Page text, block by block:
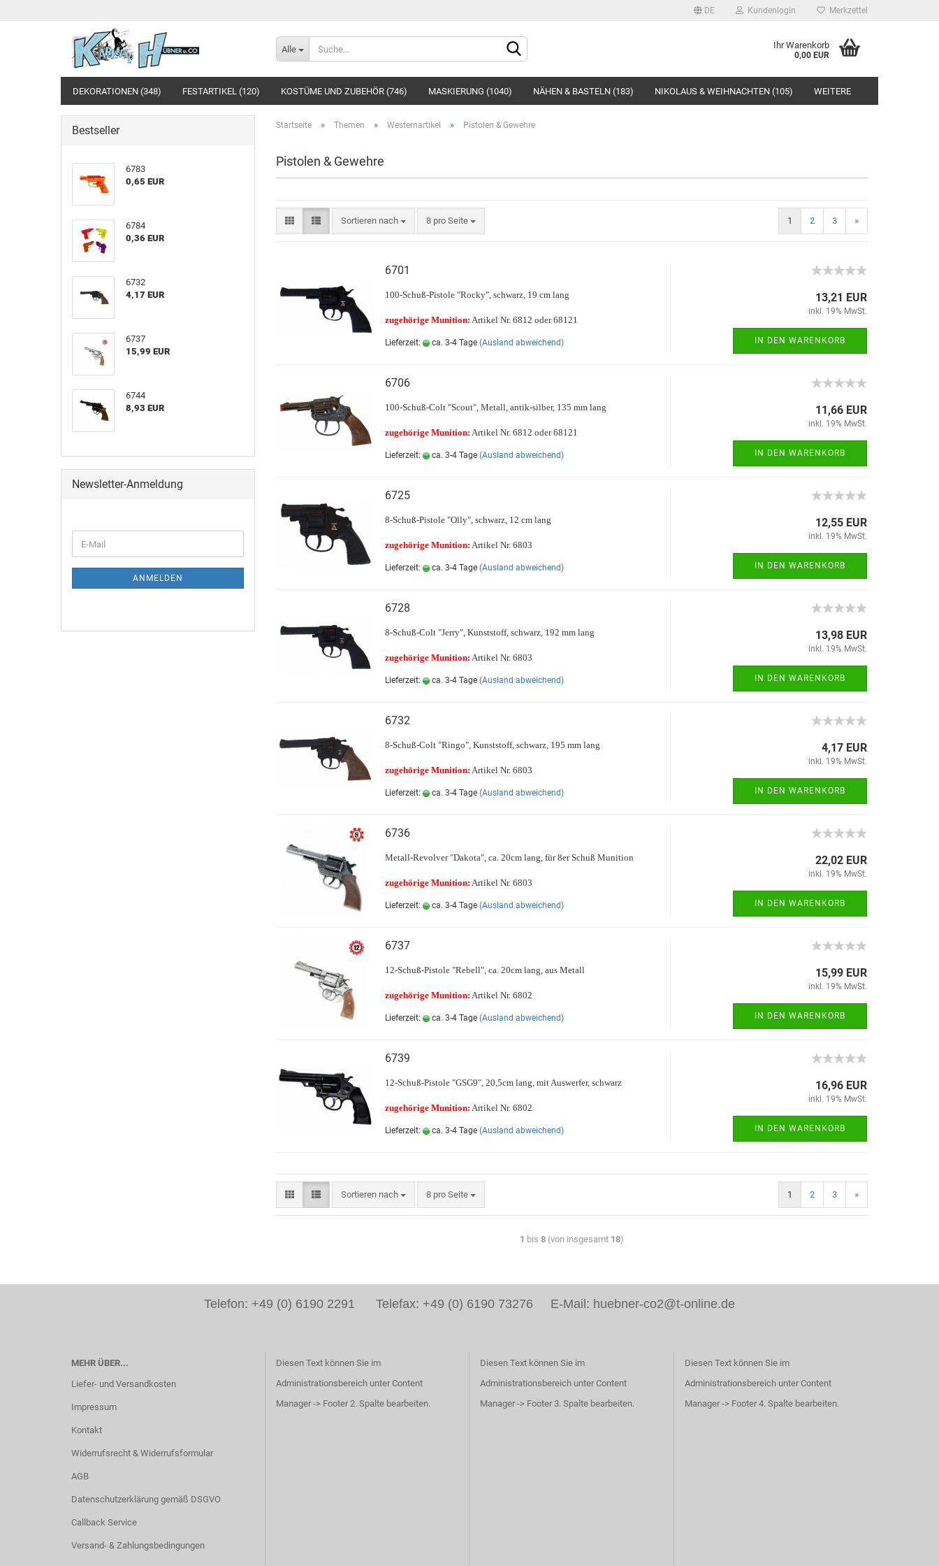
DE Kundenlogin
Konto erstellen
Merkzettel
Alle Ihr Warenkorb
0,00 EUR
DEKORATIONEN (348) FESTARTIKEL (120) KOSTÜME UND ZUBEHÖR (746) MASKIERUNG (1040) NÄHEN & BASTELN (183) NIKOLAUS & WEIHNACHTEN (105) WEITERE
Startseite » Themen » Westernartikel » Pistolen & Gewehre
Pistolen & Gewehre
Sortieren nach 8 pro Seite 1 2 3 »
6701
100-Schuß-Pistole "Rocky", schwarz, 19 cm lang
zugehörige Munition: Artikel Nr. 6812 oder 68121
Lieferzeit: ca. 3-4 Tage (Ausland abweichend)
13,21 EUR
inkl. 19% MwSt.
IN DEN WARENKORB
6706
100-Schuß-Colt "Scout", Metall, antik-silber, 135 mm lang
zugehörige Munition: Artikel Nr. 6812 oder 68121
Lieferzeit: ca. 3-4 Tage (Ausland abweichend)
11,66 EUR
inkl. 19% MwSt.
IN DEN WARENKORB
6725
8-Schuß-Pistole "Olly", schwarz, 12 cm lang
zugehörige Munition: Artikel Nr. 6803
Lieferzeit: ca. 3-4 Tage (Ausland abweichend)
12,55 EUR
inkl. 19% MwSt.
IN DEN WARENKORB
6728
8-Schuß-Colt "Jerry", Kunststoff, schwarz, 192 mm lang
zugehörige Munition: Artikel Nr. 6803
Lieferzeit: ca. 3-4 Tage (Ausland abweichend)
13,98 EUR
inkl. 19% MwSt.
IN DEN WARENKORB
6732
8-Schuß-Colt "Ringo", Kunststoff, schwarz, 195 mm lang
zugehörige Munition: Artikel Nr. 6803
Lieferzeit: ca. 3-4 Tage (Ausland abweichend)
4,17 EUR
inkl. 19% MwSt.
IN DEN WARENKORB
6736
Metall-Revolver "Dakota", ca. 20cm lang, für 8er Schuß Munition
zugehörige Munition: Artikel Nr. 6803
Lieferzeit: ca. 3-4 Tage (Ausland abweichend)
22,02 EUR
inkl. 19% MwSt.
IN DEN WARENKORB
6737
12-Schuß-Pistole "Rebell", ca. 20cm lang, aus Metall
zugehörige Munition: Artikel Nr. 6802
Lieferzeit: ca. 3-4 Tage (Ausland abweichend)
15,99 EUR
inkl. 19% MwSt.
IN DEN WARENKORB
6739
12-Schuß-Pistole "GSG9", 20,5cm lang, mit Auswerfer, schwarz
zugehörige Munition: Artikel Nr. 6802
Lieferzeit: ca. 3-4 Tage (Ausland abweichend)
16,96 EUR
inkl. 19% MwSt.
IN DEN WARENKORB
Sortieren nach 8 pro Seite 1 2 3 »
1 bis 8(von insgesamt 18)
Bestseller
6783
0,65 EUR
6784
0,36 EUR
6732
4,17 EUR
6737
15,99 EUR
6744
8,93 EUR
Newsletter-Anmeldung
ANMELDEN
Telefon: +49 (0) 6190 2291 Telefax: +49 (0) 6190 73276 E-Mail: huebner-co2@t-online.de
MEHR ÜBER...
Liefer- und Versandkosten
Impressum
Kontakt
Widerrufsrecht & Widerrufsformular
AGB
Datenschutzerklärung gemäß DSGVO
Callback Service
Versand- & Zahlungsbedingungen
Diesen Text können Sie im
Administrationsbereich unter Content
Manager -> Footer 2. Spalte bearbeiten.
Diesen Text können Sie im
Administrationsbereich unter Content
Manager -> Footer 3. Spalte bearbeiten.
Diesen Text können Sie im
Administrationsbereich unter Content
Manager -> Footer 4. Spalte bearbeiten.